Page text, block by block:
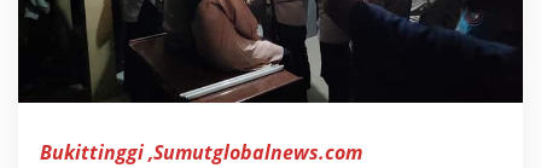
s
Bukittinggi ,Sumutglobalnews.com